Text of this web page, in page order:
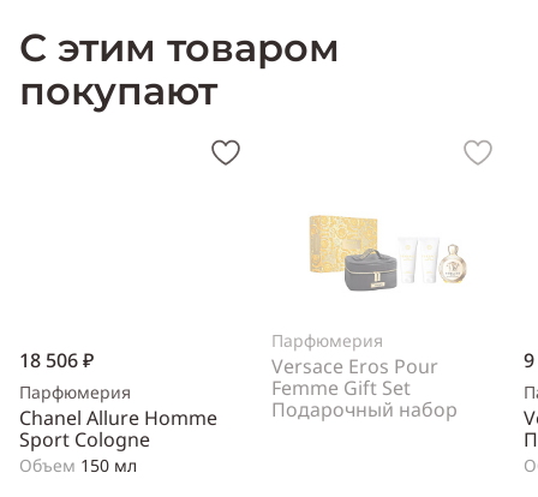
Тип аромата: цитрусовый, фужерный
Cодержит ноты:цитрусы, белый кедр, бергамот
Год выпуска:1920 (год создания аромата)
Производитель:Франция (France)
С этим товаром
покупают
18 506 ₽
Парфюмерия
Chanel Allure Homme
Sport Cologne
Объем 150 мл
Парфюмерия
Versace Eros Pour
Femme Gift Set
Подарочный набор